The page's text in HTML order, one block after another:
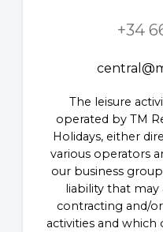
+34
The leisure
operated by TM
Holidays, either
various operators
our business
liability that
contracting and/
activities and which